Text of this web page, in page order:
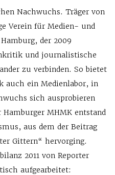
Nachwuchs. Träger von
Verein für Medien- und
der 2009
und journalistische
zu verbinden. So bietet
auch ein Medienlabor, in
sich ausprobieren
MHMK entstand
aus dem der Beitrag
Gittern“ hervorging.
2011 von Reporter
aufgearbeitet: